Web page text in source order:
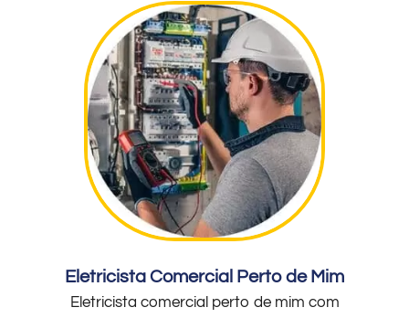
Eletricista Comercial Perto de Mim
Eletricista comercial perto de mim com